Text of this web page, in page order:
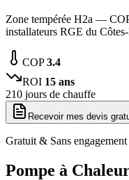
Zone tempérée H2a —
installateurs RGE du
COP3.4
ROI 15 ans
210 jours de chauffe
Recevoir mes devis
Gratuit & Sans engagement
Pompe à